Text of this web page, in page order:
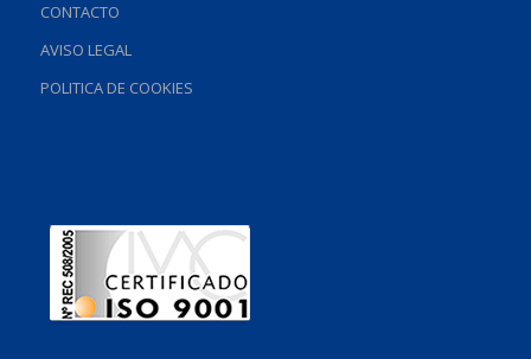
CONTACTO
AVISO LEGAL
POLITICA DE COOKIES